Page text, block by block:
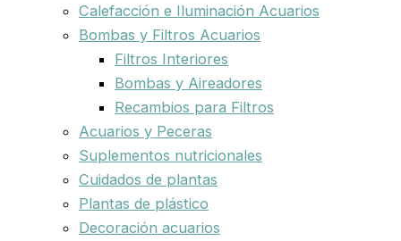
Calefacción e Iluminación Acuarios
Bombas y Filtros Acuarios
Filtros Interiores
Bombas y Aireadores
Recambios para Filtros
Acuarios y Peceras
Suplementos nutricionales
Cuidados de plantas
Plantas de plástico
Decoración acuarios